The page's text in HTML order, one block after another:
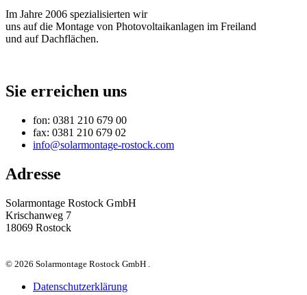
Im Jahre 2006 spezialisierten wir
uns auf die Montage von Photovoltaikanlagen im Freiland
und auf Dachflächen.
Sie erreichen uns
fon: 0381 210 679 00
fax: 0381 210 679 02
info@solarmontage-rostock.com
Adresse
Solarmontage Rostock GmbH
Krischanweg 7
18069 Rostock
© 2026 Solarmontage Rostock GmbH .
Datenschutzerklärung